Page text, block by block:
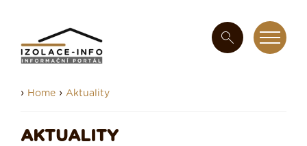
› Home › Aktuality
AKTUALITY